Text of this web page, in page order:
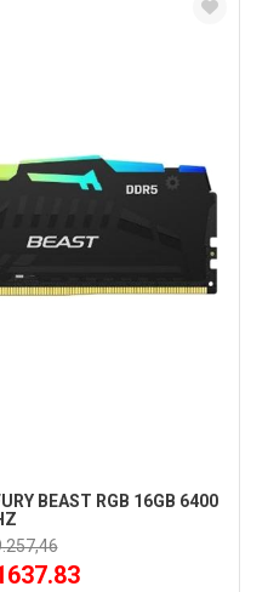
BEAST RGB 16GB 6400